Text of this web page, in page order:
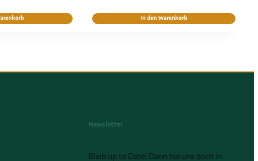
In den Warenkorb
Newsletter
Bleib up to Date! Dann hol uns doch in